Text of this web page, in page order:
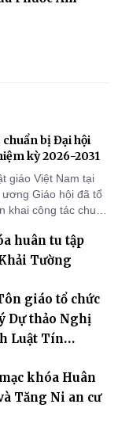
bị Đại hội
kỳ 2026-2031
giáo Việt Nam tại
Giáo hội đã tổ
công tác chuẩn
huân tu tập
Tường
giáo tổ chức
Dự thảo Nghị
Luật Tín
khóa Huân
Tăng Ni an cư